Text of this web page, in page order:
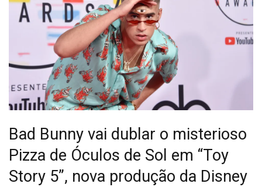
Bad Bunny vai dublar o misterioso
Pizza de Óculos de Sol em “Toy
Story 5”, nova produção da Disney